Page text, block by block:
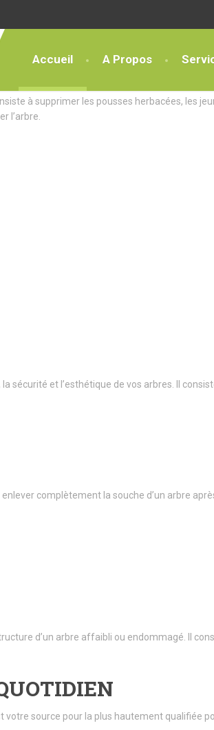
Accueil A Propos
à supprimer les pousses herbacées, les
l’arbre.
sécurité et l’esthétique de vos arbres. Il
enlever complètement la souche d’un arbre
d’un arbre affaibli ou endommagé. Il
source pour la plus hautement qualifiée